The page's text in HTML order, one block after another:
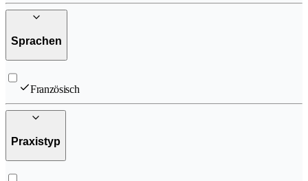
Sprachen
Französisch
Praxistyp